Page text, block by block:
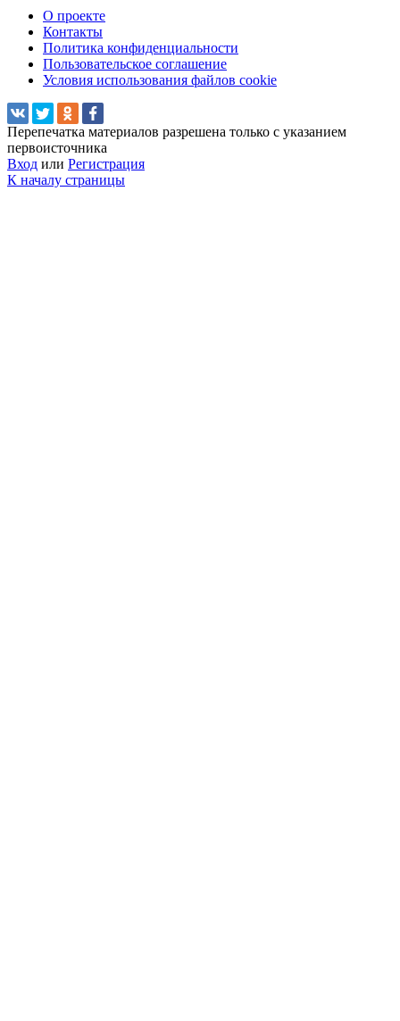
О проекте
Контакты
Политика конфиденциальности
Пользовательское соглашение
Условия использования файлов cookie
Перепечатка материалов разрешена только с указанием
первоисточника
Вход или Регистрация
К началу страницы